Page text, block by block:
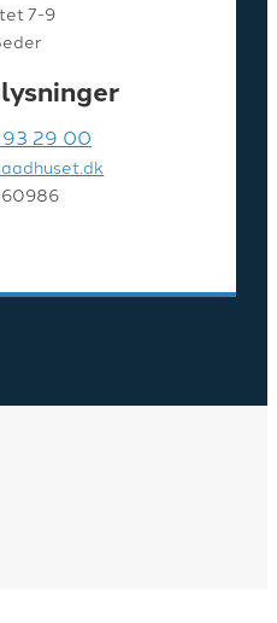
7-9
29 00